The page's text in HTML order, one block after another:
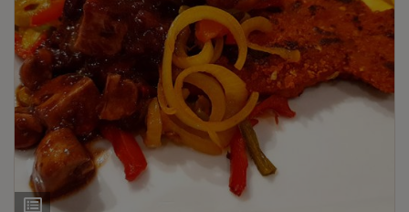
Ingrediëntenlijst